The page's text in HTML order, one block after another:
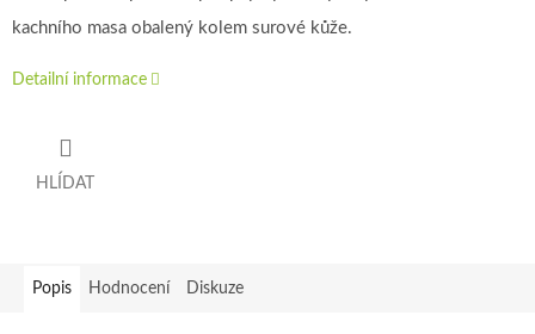
kachního masa obalený kolem surové kůže.
Detailní informace
HLÍDAT
Popis Hodnocení Diskuze